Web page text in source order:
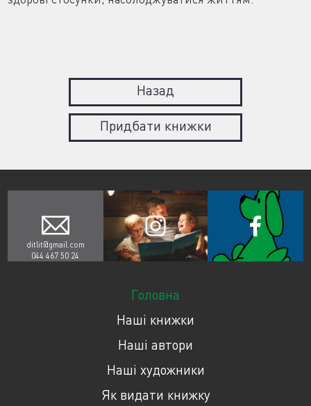
Назад
Придбати книжки
ditlit@gmail.com
044 467 50 24
Головна
Наші книжки
Наші автори
Наші художники
Як видати книжку